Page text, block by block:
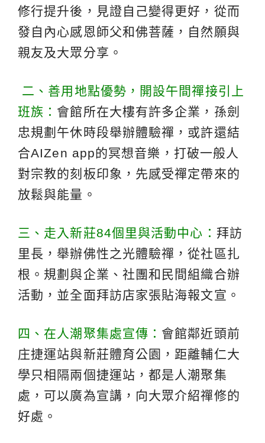
修行提升後，見證自己變得更好，從而
發自內心感恩師父和佛菩薩，自然願與
親友及大眾分享。
二、善用地點優勢，開設午間禪接引上
班族： 會館所在大樓有許多企業，孫劍
忠規劃午休時段舉辦體驗禪，或許還結
合AIZen app的冥想音樂，打破一般人
對宗教的刻板印象，先感受禪定帶來的
放鬆與能量。
三、走入新莊84個里與活動中心： 拜訪
里長，舉辦佛性之光體驗禪，從社區扎
根。規劃與企業、社團和民間組織合辦
活動，並全面拜訪店家張貼海報文宣。
四、在人潮聚集處宣傳： 會館鄰近頭前
庄捷運站與新莊體育公園，距離輔仁大
學只相隔兩個捷運站，都是人潮聚集
處，可以廣為宣講，向大眾介紹禪修的
好處。